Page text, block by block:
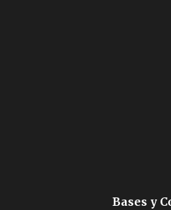
Bases y